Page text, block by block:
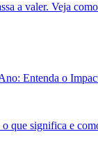
a valer. Veja
Entenda o
que significa e